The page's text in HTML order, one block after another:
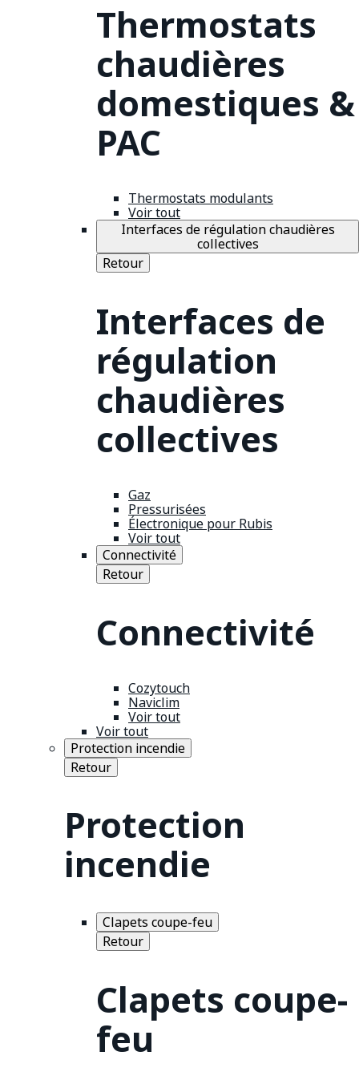
Thermostats
chaudières
domestiques &
PAC
Thermostats modulants
Voir tout
Interfaces de régulation chaudières
collectives
Retour
Interfaces de
régulation
chaudières
collectives
Gaz
Pressurisées
Électronique pour Rubis
Voir tout
Connectivité
Retour
Connectivité
Cozytouch
Naviclim
Voir tout
Voir tout
Protection incendie
Retour
Protection
incendie
Clapets coupe-feu
Retour
Clapets coupe-
feu